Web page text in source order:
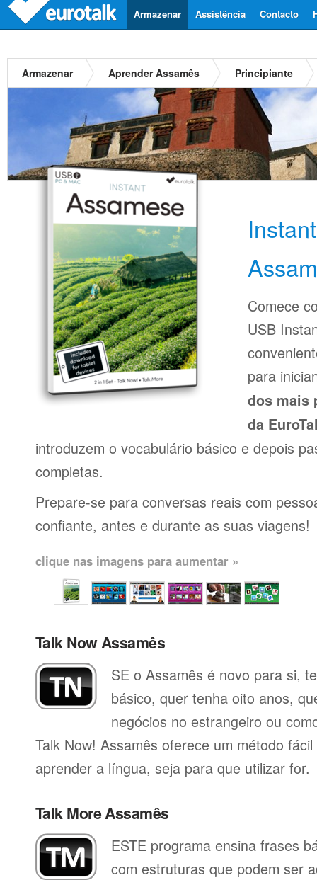
Contacto
Assistência
Armazenar
Armazenar Aprender Assamês Principiante
Comece
USB
para
dos mais
da
introduzem o vocabulário básico e depois
completas.
Prepare-se para conversas reais com
confiante, antes e durante as suas viagens!
clique nas imagens para aumentar »
Talk Now Assamês
SE o Assamês é novo para si,
básico, quer tenha oito anos,
negócios no estrangeiro ou
Talk Now! Assamês oferece um método
aprender a língua, seja para que utilizar for.
Talk More Assamês
ESTE programa ensina frases
com estruturas que podem ser